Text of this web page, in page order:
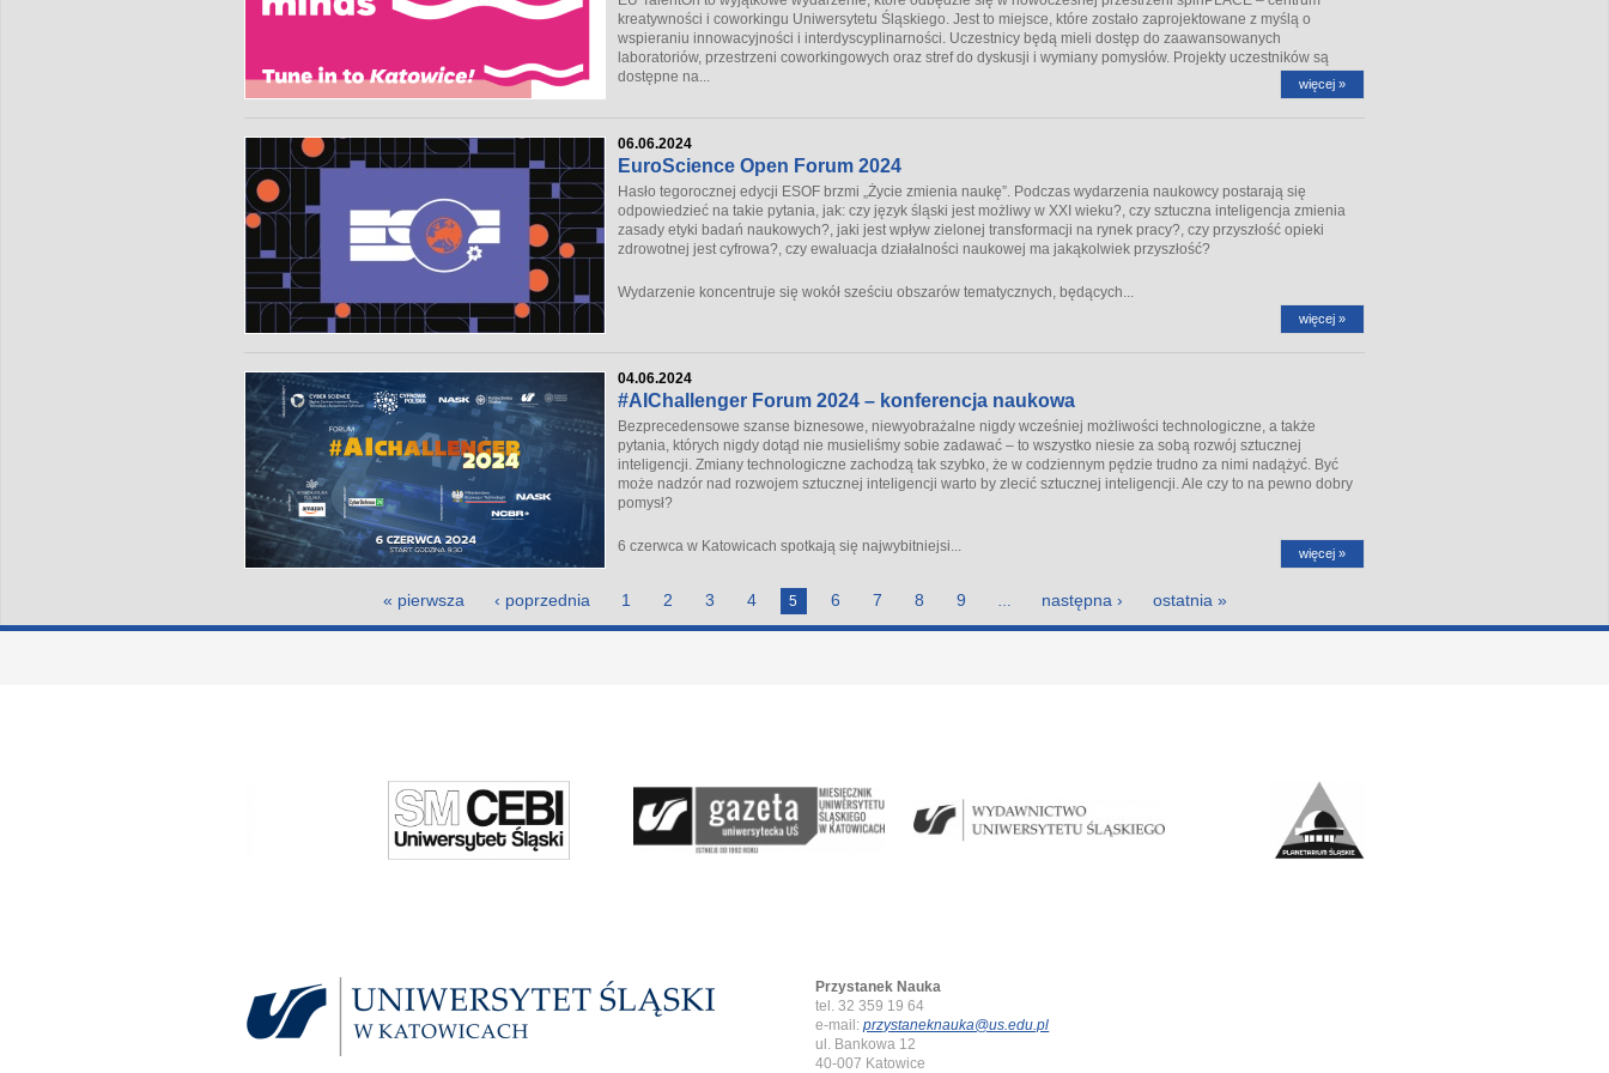
kreatywności i coworkingu Uniwersytetu Śląskiego. Jest to miejsce, które zostało zaprojektowane z myślą o
wspieraniu innowacyjności i interdyscyplinarności. Uczestnicy będą mieli dostęp do zaawansowanych
laboratoriów, przestrzeni coworkingowych oraz stref do dyskusji i wymiany pomysłów. Projekty uczestników są
dostępne na...
więcej »
06.06.2024
EuroScience Open Forum 2024
Hasło tegorocznej edycji ESOF brzmi „Życie zmienia naukę”. Podczas wydarzenia naukowcy postarają się
odpowiedzieć na takie pytania, jak: czy język śląski jest możliwy w XXI wieku?, czy sztuczna inteligencja zmienia
zasady etyki badań naukowych?, jaki jest wpływ zielonej transformacji na rynek pracy?, czy przyszłość opieki
zdrowotnej jest cyfrowa?, czy ewaluacja działalności naukowej ma jakąkolwiek przyszłość?
Wydarzenie koncentruje się wokół sześciu obszarów tematycznych, będących...
więcej »
04.06.2024
#AIChallenger Forum 2024 – konferencja naukowa
Bezprecedensowe szanse biznesowe, niewyobrażalne nigdy wcześniej możliwości technologiczne, a także
pytania, których nigdy dotąd nie musieliśmy sobie zadawać – to wszystko niesie za sobą rozwój sztucznej
inteligencji. Zmiany technologiczne zachodzą tak szybko, że w codziennym pędzie trudno za nimi nadążyć. Być
może nadzór nad rozwojem sztucznej inteligencji warto by zlecić sztucznej inteligencji. Ale czy to na pewno dobry
pomysł?
6 czerwca w Katowicach spotkają się najwybitniejsi... więcej »
« pierwsza ‹ poprzednia 1 2 3 4 5 6 7 8 9 następna › ostatnia »
Przystanek Nauka
tel. 32 359 19 64
e-mail:przystaneknauka@us.edu.pl
ul. Bankowa 12
40-007 Katowice